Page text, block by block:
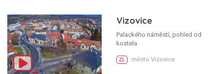
Vizovice
Palackého náměstí, pohled od
kostela
ZL město Vizovice